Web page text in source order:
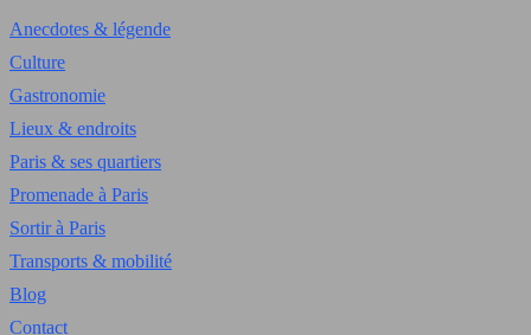
Anecdotes & légende
Culture
Gastronomie
Lieux & endroits
Paris & ses quartiers
Promenade à Paris
Sortir à Paris
Transports & mobilité
Blog
Contact